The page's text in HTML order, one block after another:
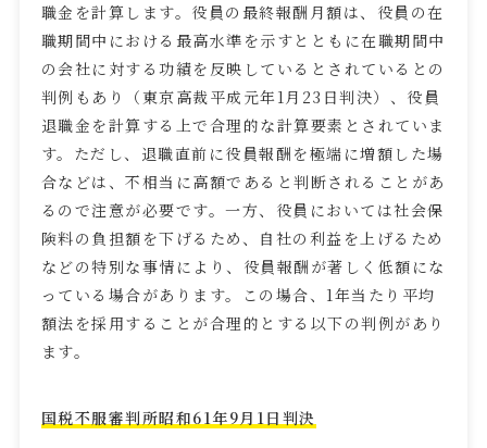
職金を計算します。役員の最終報酬月額は、役員の在
職期間中における最高水準を示すとともに在職期間中
の会社に対する功績を反映しているとされているとの
判例もあり（東京高裁平成元年1月 23 日判決）、役員
退職金を計算する上で合理的な計算要素とされていま
す。ただし、退職直前に役員報酬を極端に増額した場
合などは、不相当に高額であると判断されることがあ
るので注意が必要です。一方、役員においては社会保
険料の負担額を下げるため、自社の利益を上げるため
などの特別な事情により、役員報酬が著しく低額にな
っている場合があります。この場合、 1年当たり平均
額法を採用することが合理的とする以下の判例があり
ます。
国税不服審判所昭和61年9月 1日判決